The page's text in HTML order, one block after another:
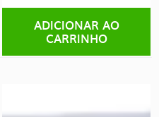
ADICIONAR AO
CARRINHO